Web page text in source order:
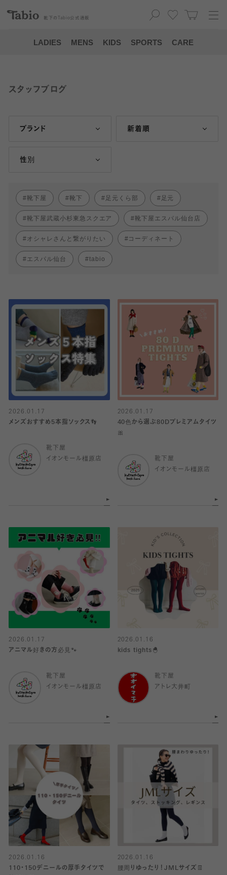
靴下の Tabio 公式通販
LADIES MENS KIDS SPORTS CARE
スタッフブログ
ブランド 新着順
性別
靴下屋 靴下 足元くら部 足元
靴下屋武蔵小杉東急スクエア 靴下屋エスパル仙台店
オシャレさんと繋がりたい コーディネート
エスパル仙台 tabio
2026.01.17
メンズおすすめ5本指ソックス👣
靴下屋
イオンモール橿原店
2026.01.17
40色から選ぶ80Dプレミアムタイツ
🎀
靴下屋
イオンモール橿原店
2026.01.17
アニマル好きの方必見🐾
靴下屋
イオンモール橿原店
2026.01.16
kids tights🐣
靴下屋
アトレ大井町
2026.01.16
110・150デニールの厚手タイツで
2026.01.16
腰周りゆったり！JMLサイズ👖